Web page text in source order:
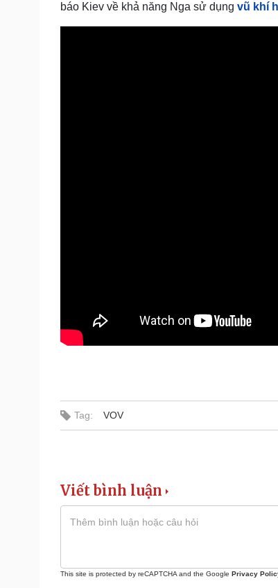
báo Kiev về khả năng Nga sử dụng vũ khí
Tag: VOV
Viết bình luận
This site is protected by reCAPTCHA and the Google Privacy